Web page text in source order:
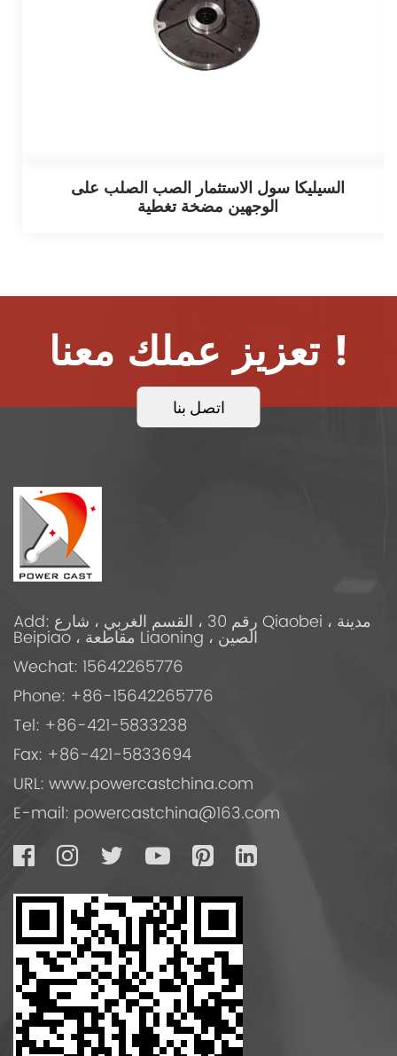
السيليكا سول الاستثمار الصب الصلب على
الوجهين مضخة تغطية
تعزيز عملك معنا !
اتصل بنا
Add: رقم 30 ، القسم الغربي ، شارع Qiaobei ، مدينة
Beipiao ، مقاطعة Liaoning ، الصين
Wechat: 15642265776
Phone: +86-15642265776
Tel: +86-421-5833238
Fax: +86-421-5833694
URL: www.powercastchina.com
E-mail: powercastchina@163.com